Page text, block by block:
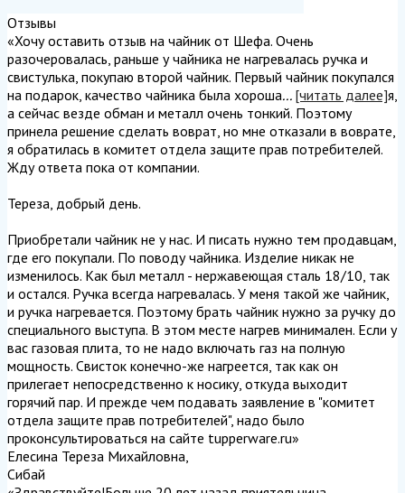
Отзывы
«Хочу оставить отзыв на чайник от Шефа. Очень
разочеровалась, раньше у чайника не нагревалась ручка и
свистулька, покупаю второй чайник. Первый чайник покупался
на подарок, качество чайника была хороша... [читать далее]я,
а сейчас везде обман и металл очень тонкий. Поэтому
принела решение сделать воврат, но мне отказали в воврате,
я обратилась в комитет отдела защите прав потребителей.
Жду ответа пока от компании.
Тереза, добрый день.
Приобретали чайник не у нас. И писать нужно тем продавцам,
где его покупали. По поводу чайника. Изделие никак не
изменилось. Как был металл - нержавеющая сталь 18/10, так
и остался. Ручка всегда нагревалась. У меня такой же чайник,
и ручка нагревается. Поэтому брать чайник нужно за ручку до
специального выступа. В этом месте нагрев минимален. Если у
вас газовая плита, то не надо включать газ на полную
мощность. Свисток конечно-же нагреется, так как он
прилегает непосредственно к носику, откуда выходит
горячий пар. И прежде чем подавать заявление в "комитет
отдела защите прав потребителей", надо было
проконсультироваться на сайте tupperware.ru»
Елесина Тереза Михайловна,
Сибай